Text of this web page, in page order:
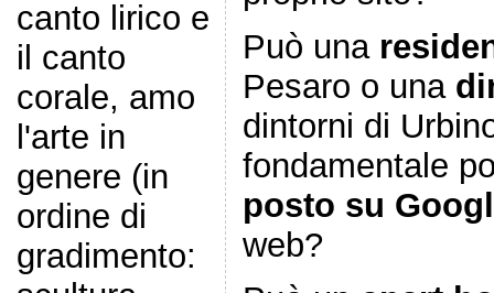
canto lirico e
il canto
corale, amo
l'arte in
genere (in
ordine di
gradimento:
Può una
Pesaro o una
dintorni di
fondamentale
posto su
web?